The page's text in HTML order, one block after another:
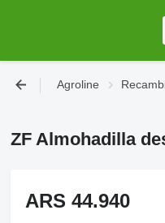
Agroline
ZF Almohadilla
ARS 44.940